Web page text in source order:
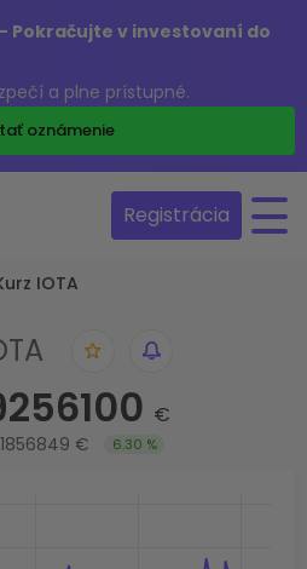
Pokračujte v investovaní do
a plne prístupné.
oznámenie
Registrácia
IOTA
€
€ 6.30 %